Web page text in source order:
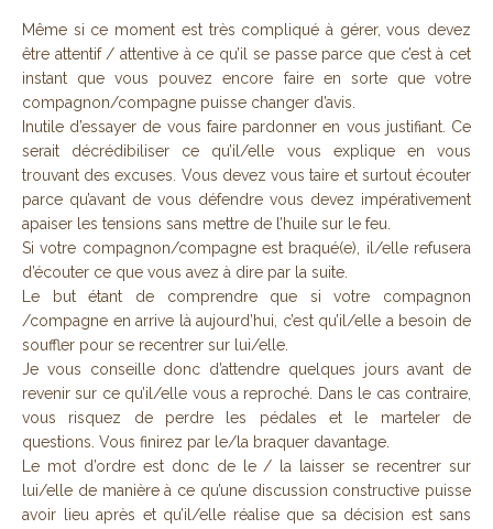
Même si ce moment est très compliqué à gérer, vous devez
être attentif / attentive à ce qu’il se passe parce que c’est à cet
instant que vous pouvez encore faire en sorte que votre
compagnon/compagne puisse changer d’avis.
Inutile d’essayer de vous faire pardonner en vous justifiant. Ce
serait décrédibiliser ce qu’il/elle vous explique en vous
trouvant des excuses. Vous devez vous taire et surtout écouter
parce qu’avant de vous défendre vous devez impérativement
apaiser les tensions sans mettre de l’huile sur le feu.
Si votre compagnon/compagne est braqué(e), il/elle refusera
d’écouter ce que vous avez à dire par la suite.
Le but étant de comprendre que si votre compagnon
/compagne en arrive là aujourd’hui, c’est qu’il/elle a besoin de
souffler pour se recentrer sur lui/elle.
Je vous conseille donc d’attendre quelques jours avant de
revenir sur ce qu’il/elle vous a reproché. Dans le cas contraire,
vous risquez de perdre les pédales et le marteler de
questions. Vous finirez par le/la braquer davantage.
Le mot d’ordre est donc de le / la laisser se recentrer sur
lui/elle de manière à ce qu’une discussion constructive puisse
avoir lieu après et qu’il/elle réalise que sa décision est sans